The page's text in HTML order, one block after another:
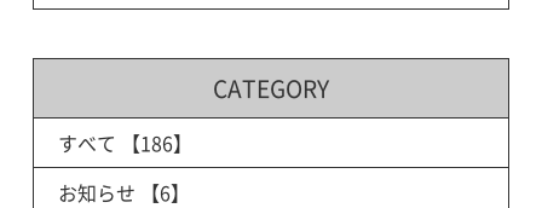
CATEGORY
すべて 【186】
お知らせ 【6】